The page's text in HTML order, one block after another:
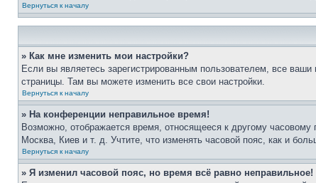
Вернуться к началу
» Как мне изменить мои настройки?
Если вы являетесь зарегистрированным пользователем, все
страницы. Там вы можете изменить все свои настройки.
Вернуться к началу
» На конференции неправильное время!
Возможно, отображается время, относящееся к другому
Москва, Киев и т. д. Учтите, что изменять часовой пояс, как и
Вернуться к началу
» Я изменил часовой пояс, но время всё равно неправильное!